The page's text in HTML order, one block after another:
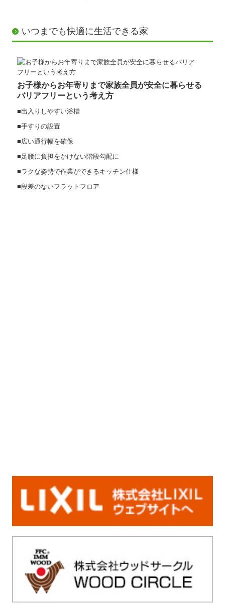
いつまでも快適に生活できる家
お子様からお年寄りまで家族全員が安全に暮らせる
バリアフリーという考え方
■出入りしやすい浴槽
■手すりの設置
■広い通行幅を確保
■足腰に負担をかけない階段勾配に
■ラクな姿勢で作業ができるキッチン仕様
■段差のないフラットフロア